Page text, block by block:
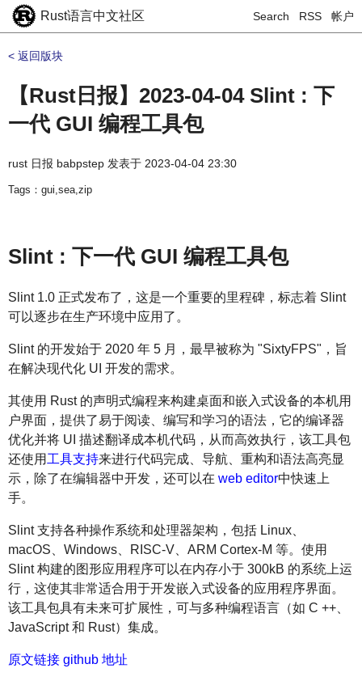
Rust语言中文社区 Search RSS 帐户
< 返回版块
【Rust日报】2023-04-04 Slint : 下
一代 GUI 编程工具包
rust 日报 babpstep 发表于 2023-04-04 23:30
Tags：gui,sea,zip
Slint : 下一代 GUI 编程工具包
Slint 1.0 正式发布了，这是一个重要的里程碑，标志着 Slint
可以逐步在生产环境中应用了。
Slint 的开发始于 2020 年 5 月，最早被称为 "SixtyFPS"，旨
在解决现代化 UI 开发的需求。
其使用 Rust 的声明式编程来构建桌面和嵌入式设备的本机用
户界面，提供了易于阅读、编写和学习的语法，它的编译器
优化并将 UI 描述翻译成本机代码，从而高效执行，该工具包
还使用 工具支持来进行代码完成、导航、重构和语法高亮显
示，除了在编辑器中开发，还可以在 web editor中快速上
手。
Slint 支持各种操作系统和处理器架构，包括 Linux、
macOS、Windows、RISC-V、ARM Cortex-M 等。使用
Slint 构建的图形应用程序可以在内存小于 300kB 的系统上运
行，这使其非常适合用于开发嵌入式设备的应用程序界面。
该工具包具有未来可扩展性，可与多种编程语言（如 C ++、
JavaScript 和 Rust）集成。
原文链接 github 地址